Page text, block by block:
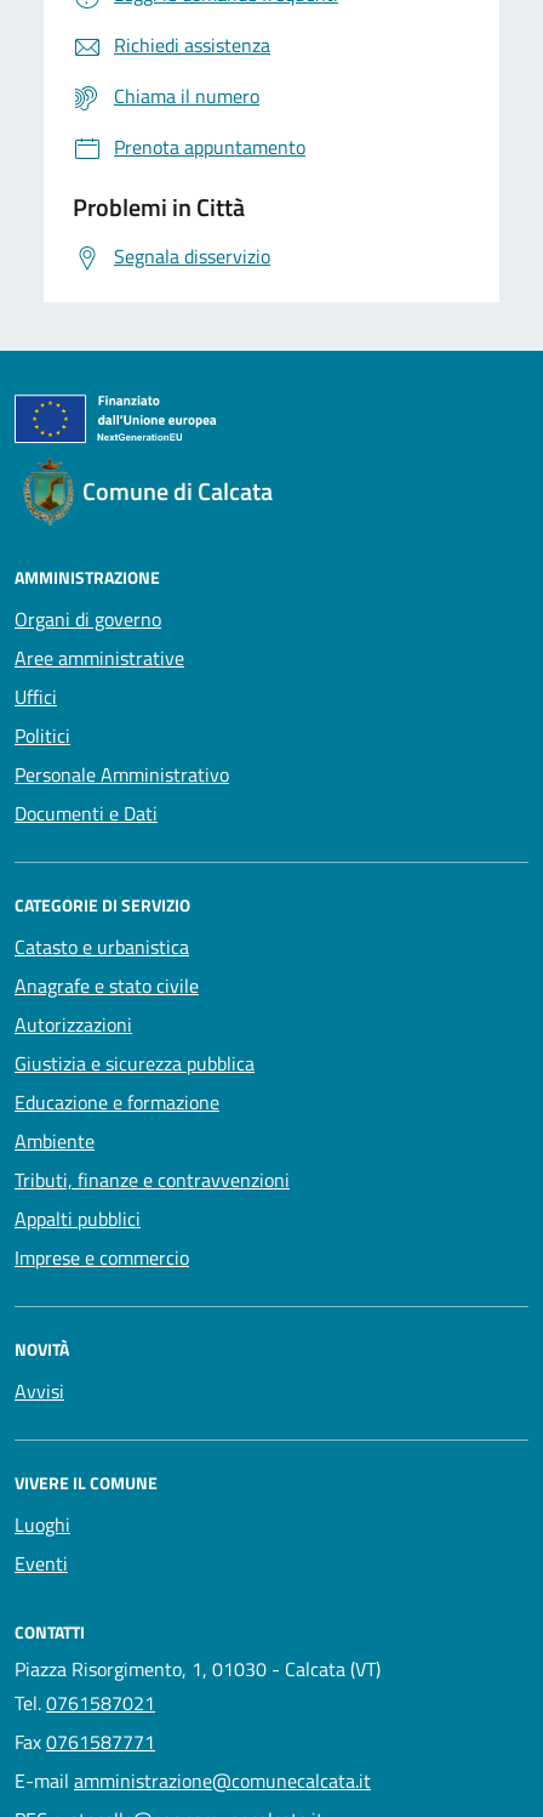
Richiedi assistenza
Chiama il numero
Prenota appuntamento
Problemi in Città
Segnala disservizio
Comune di Calcata
AMMINISTRAZIONE
Organi di governo
Aree amministrative
Uffici
Politici
Personale Amministrativo
Documenti e Dati
CATEGORIE DI SERVIZIO
Catasto e urbanistica
Anagrafe e stato civile
Autorizzazioni
Giustizia e sicurezza pubblica
Educazione e formazione
Ambiente
Tributi, finanze e contravvenzioni
Appalti pubblici
Imprese e commercio
NOVITÀ
Avvisi
VIVERE IL COMUNE
Luoghi
Eventi
CONTATTI
Piazza Risorgimento, 1, 01030 - Calcata (VT)
Tel.0761587021
Fax0761587771
E-mail amministrazione@comunecalcata.it